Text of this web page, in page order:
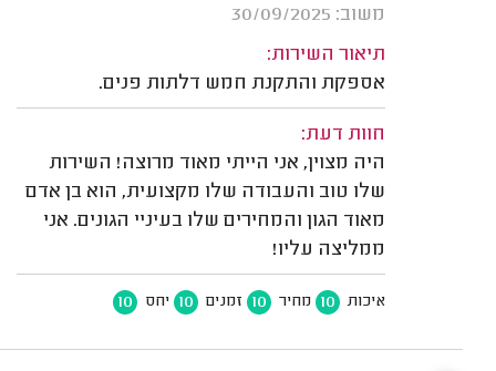
משוב: 30/09/2025
תיאור השירות:
אספקת והתקנת חמש דלתות פנים.
חוות דעת:
היה מצוין, אני הייתי מאוד מרוצה! השירות
שלו טוב והעבודה שלו מקצועית, הוא בן אדם
מאוד הגון והמחירים שלו בעיניי הגונים. אני
ממליצה עליו!
איכות 10 מחיר 10 זמנים 10 יחס 10